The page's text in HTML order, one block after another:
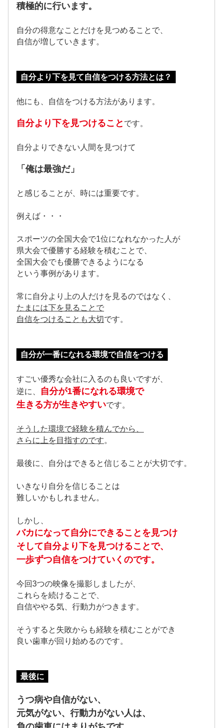
積極的に行います。
自分の得意なことだけを見つめることで、
自信が増していきます。
自分より下を見て自信をつける方法とは？
他にも、自信をつける方法があります。
自分より下を見つけること です。
自分よりできない人間を見つけて
「俺は最強だ」
と感じることが、時には重要です。
例えば・・・
スポーツの全国大会で1位になれなかった人が
県大会で優勝する経験を積むことで、
全国大会でも優勝できるようになる
という事例があります。
常に自分より上の人だけを見るのではなく、
たまには下を見ることで
自信をつけることも大切です。
自分が一番になれる環境で自信をつける
すごい優秀な会社に入るのも良いですが、
逆に、
自分が1番になれる環境で
生きる方が生きやすいです。
そうした環境で経験を積んでから、
さらに上を目指すのです。
最後に、自分はできると信じることが大切です。
いきなり自分を信じることは
難しいかもしれません。
しかし、
バカになって自分にできることを見つけ
そして自分より下を見つけることで、
一歩ずつ自信をつけていくのです。
今回3つの映像を撮影しましたが、
これらを続けることで、
自信ややる気、行動力がつきます。
そうすると失敗からも経験を積むことができ
良い歯車が回り始めるのです。
最後に
うつ病や自信がない、
元気がない、行動力がない人は、